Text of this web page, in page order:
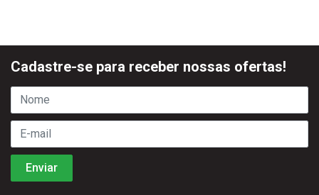
Cadastre-se para receber nossas ofertas!